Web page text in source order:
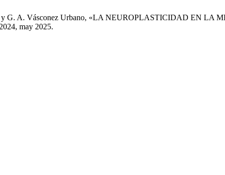
y G. A. Vásconez Urbano, «LA NEUROPLASTICIDAD EN
may 2025.